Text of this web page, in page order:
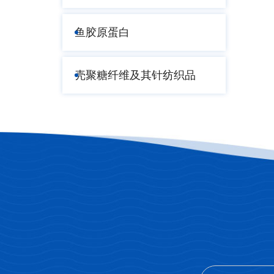
鱼胶原蛋白
壳聚糖纤维及其针纺织品